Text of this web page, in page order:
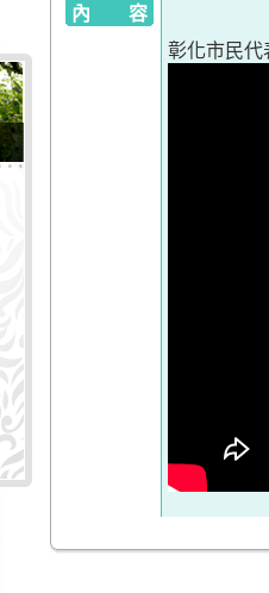
內 容
彰化市民代